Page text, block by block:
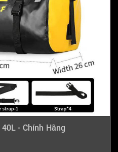
- Chính Hãng